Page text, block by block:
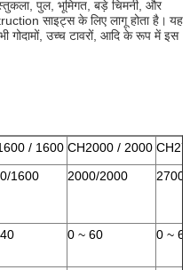
पुल, भूमिगत, बड़े चिमनी, और
साइट्स के लिए लागू होता है। यह
गोदामों, उच्च टावरों, आदि के रूप में इस
/ 1600 CH2000 / 2000
1600 2000/2000
0 ~ 60 0 ~